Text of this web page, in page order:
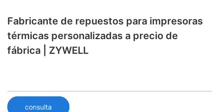
Fabricante de repuestos para impresoras
térmicas personalizadas a precio de
fábrica | ZYWELL
consulta